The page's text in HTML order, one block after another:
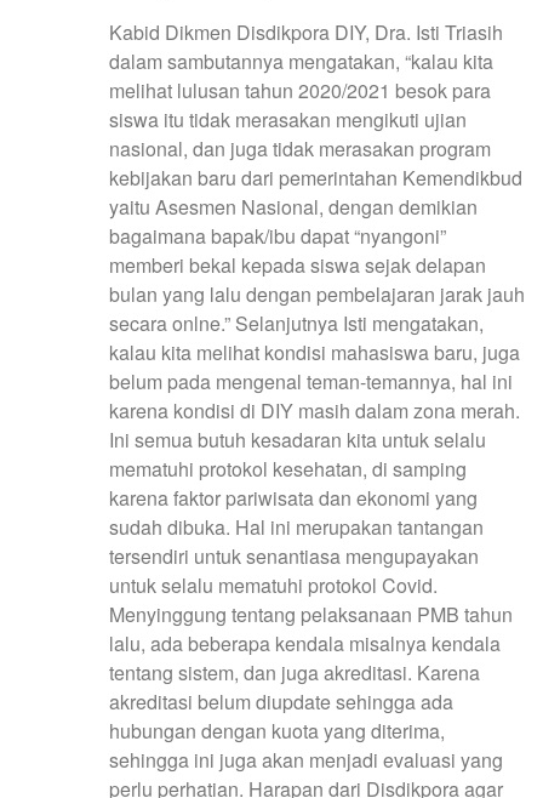
Kabid Dikmen Disdikpora DIY, Dra. Isti Triasih
dalam sambutannya mengatakan, “kalau kita
melihat lulusan tahun 2020/2021 besok para
siswa itu tidak merasakan mengikuti ujian
nasional, dan juga tidak merasakan program
kebijakan baru dari pemerintahan Kemendikbud
yaitu Asesmen Nasional, dengan demikian
bagaimana bapak/ibu dapat “nyangoni”
memberi bekal kepada siswa sejak delapan
bulan yang lalu dengan pembelajaran jarak jauh
secara onlne.” Selanjutnya Isti mengatakan,
kalau kita melihat kondisi mahasiswa baru, juga
belum pada mengenal teman-temannya, hal ini
karena kondisi di DIY masih dalam zona merah.
Ini semua butuh kesadaran kita untuk selalu
mematuhi protokol kesehatan, di samping
karena faktor pariwisata dan ekonomi yang
sudah dibuka. Hal ini merupakan tantangan
tersendiri untuk senantiasa mengupayakan
untuk selalu mematuhi protokol Covid.
Menyinggung tentang pelaksanaan PMB tahun
lalu, ada beberapa kendala misalnya kendala
tentang sistem, dan juga akreditasi. Karena
akreditasi belum diupdate sehingga ada
hubungan dengan kuota yang diterima,
sehingga ini juga akan menjadi evaluasi yang
perlu perhatian. Harapan dari Disdikpora agar